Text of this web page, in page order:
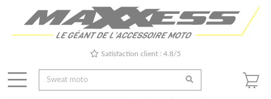
Satisfaction client : 4.8/5